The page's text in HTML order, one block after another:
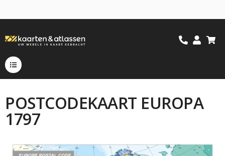
POSTCODEKAART EUROPA
1797